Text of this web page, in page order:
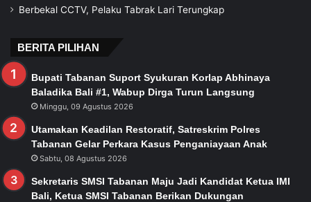
Berbekal CCTV, Pelaku Tabrak Lari Terungkap
BERITA PILIHAN
Bupati Tabanan Suport Syukuran Korlap Abhinaya
Baladika Bali #1, Wabup Dirga Turun Langsung
Minggu, 09 Agustus 2026
Utamakan Keadilan Restoratif, Satreskrim Polres
Tabanan Gelar Perkara Kasus Penganiayaan Anak
Sabtu, 08 Agustus 2026
Sekretaris SMSI Tabanan Maju Jadi Kandidat Ketua IMI
Bali, Ketua SMSI Tabanan Berikan Dukungan